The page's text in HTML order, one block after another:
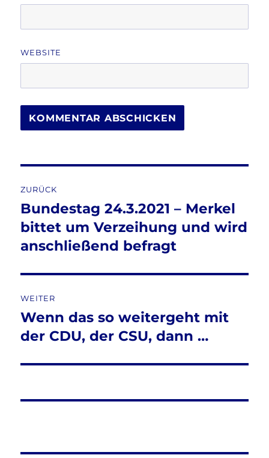
WEBSITE
ZURÜCK
Vorheriger
Beitrag:
Bundestag 24.3.2021 – Merkel
bittet um Verzeihung und wird
anschließend befragt
WEITER
Nächster
Beitrag:
Wenn das so weitergeht mit
der CDU, der CSU, dann …